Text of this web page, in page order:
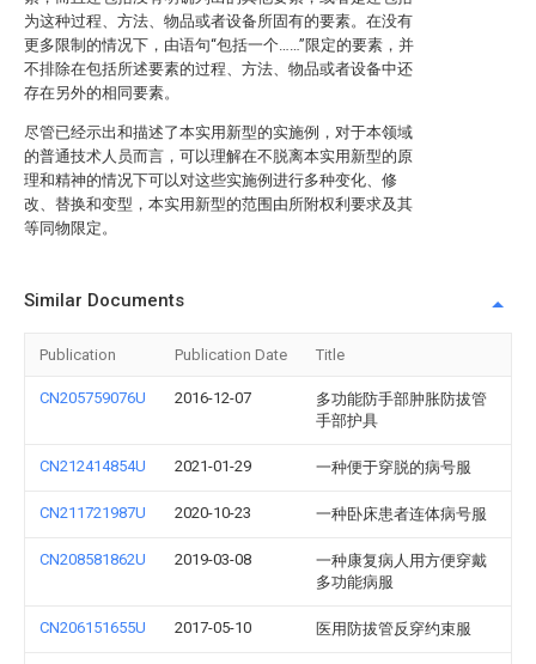
为这种过程、方法、物品或者设备所固有的要素。在没有
更多限制的情况下，由语句“包括一个……”限定的要素，并
不排除在包括所述要素的过程、方法、物品或者设备中还
存在另外的相同要素。
尽管已经示出和描述了本实用新型的实施例，对于本领域
的普通技术人员而言，可以理解在不脱离本实用新型的原
理和精神的情况下可以对这些实施例进行多种变化、修
改、替换和变型，本实用新型的范围由所附权利要求及其
等同物限定。
Similar Documents
Publication Publication Date Title
CN205759076U 2016-12-07
多功能防手部肿胀防拔管
手部护具
CN212414854U 2021-01-29 一种便于穿脱的病号服
CN211721987U 2020-10-23 一种卧床患者连体病号服
CN208581862U 2019-03-08
一种康复病人用方便穿戴
多功能病服
CN206151655U 2017-05-10 医用防拔管反穿约束服